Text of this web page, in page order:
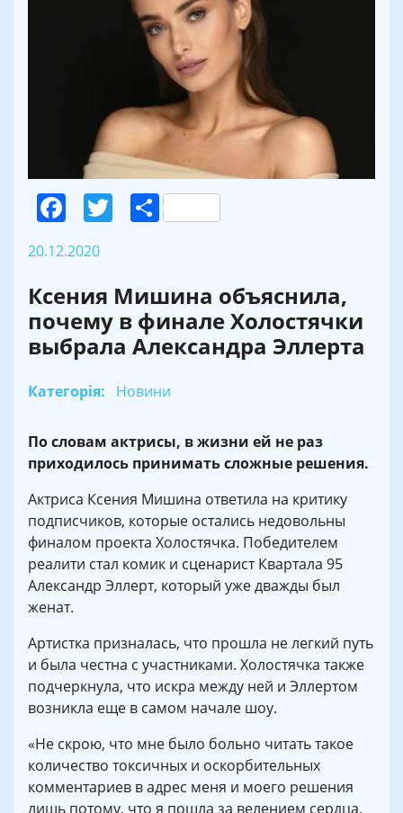
Facebook
Twitter
Поділитися
20.12.2020
Ксения Мишина объяснила,
почему в финале Холостячки
выбрала Александра Эллерта
Категорія: Новини
По словам актрисы, в жизни ей не раз
приходилось принимать сложные решения.
Актриса Ксения Мишина ответила на критику
подписчиков, которые остались недовольны
финалом проекта Холостячка. Победителем
реалити стал комик и сценарист Квартала 95
Александр Эллерт, который уже дважды был
женат.
Артистка призналась, что прошла не легкий путь
и была честна с участниками. Холостячка также
подчеркнула, что искра между ней и Эллертом
возникла еще в самом начале шоу.
«Не скрою, что мне было больно читать такое
количество токсичных и оскорбительных
комментариев в адрес меня и моего решения
лишь потому, что я пошла за велением сердца.